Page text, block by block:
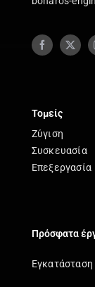
Τομείς
Ζύγιση
Συσκευασία
Επεξεργασία
Πρόσφατα